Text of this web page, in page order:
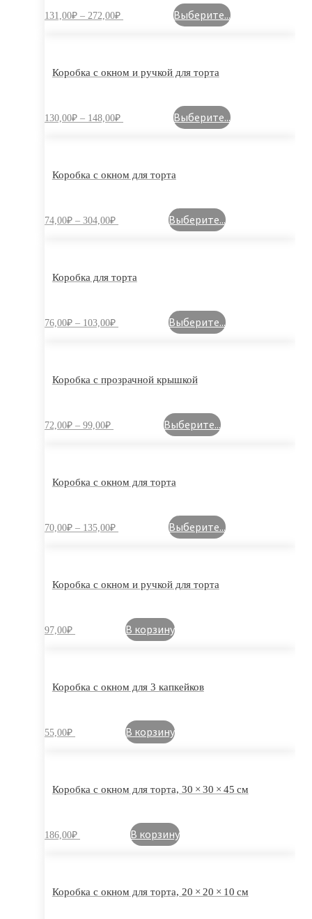
131,00₽ – 272,00₽ Выберите...
Коробка с окном и ручкой для торта
130,00₽ – 148,00₽ Выберите...
Коробка с окном для торта
74,00₽ – 304,00₽ Выберите...
Коробка для торта
76,00₽ – 103,00₽ Выберите...
Коробка с прозрачной крышкой
72,00₽ – 99,00₽ Выберите...
Коробка с окном для торта
70,00₽ – 135,00₽ Выберите...
Коробка с окном и ручкой для торта
97,00₽ В корзину
Коробка с окном для 3 капкейков
55,00₽ В корзину
Коробка с окном для торта, 30 × 30 × 45 см
186,00₽ В корзину
Коробка с окном для торта, 20 × 20 × 10 см